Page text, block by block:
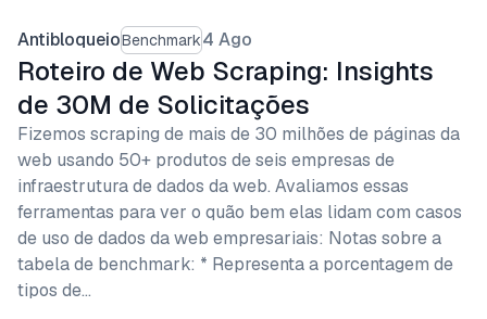
AntibloqueioBenchmark4 Ago
Roteiro de Web Scraping: Insights
de 30M de Solicitações
Fizemos scraping de mais de 30 milhões de páginas da
web usando 50+ produtos de seis empresas de
infraestrutura de dados da web. Avaliamos essas
ferramentas para ver o quão bem elas lidam com casos
de uso de dados da web empresariais: Notas sobre a
tabela de benchmark: * Representa a porcentagem de
tipos de…